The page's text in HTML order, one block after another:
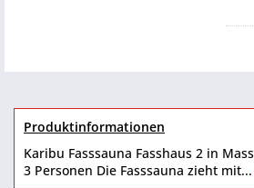
Produktinformationen
Karibu Fasssauna Fasshaus 2 in
3 Personen Die Fasssauna zieht mit...